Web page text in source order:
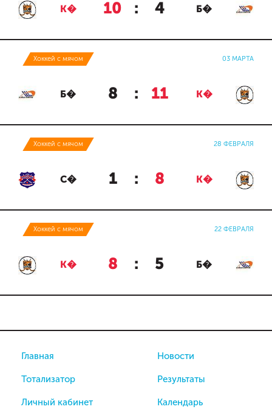
К� 10 : 4 Б�
Хоккей с мячом 03 МАРТА
Б� 8 : 11 К�
Хоккей с мячом 28 ФЕВРАЛЯ
С� 1 : 8 К�
Хоккей с мячом 22 ФЕВРАЛЯ
К� 8 : 5 Б�
Главная
Тотализатор
Личный кабинет
Новости
Результаты
Календарь